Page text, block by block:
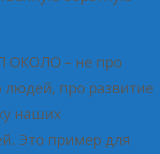
ОКОЛО – не про
про развитие
наших
Это пример для